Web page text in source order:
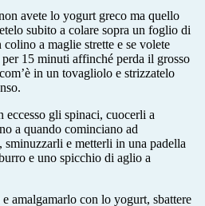
avete lo yogurt greco ma quello
subito a colare sopra un foglio di
a maglie strette e se volete
15 minuti affinché perda il grosso
in un tovagliolo e strizzatelo
eccesso gli spinaci, cuocerli a
a quando cominciano ad
sminuzzarli e metterli in una padella
e uno spicchio di aglio a
amalgamarlo con lo yogurt, sbattere